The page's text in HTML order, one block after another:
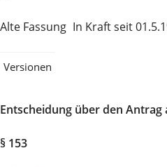
Alte Fassung In Kraft seit
Versionen
Entscheidung über den
§ 153